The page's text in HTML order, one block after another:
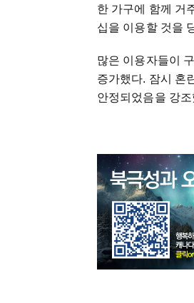
한 가구에 함께 거
십을 이용할 것을
많은 이용자들이
증가했다. 잠시 혼
안정되었음을 강조